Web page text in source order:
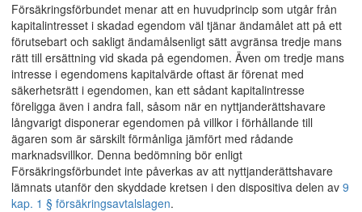
Försäkringsförbundet menar att en huvudprincip som utgår från
kapitalintresset i skadad egendom väl tjänar ändamålet att på ett
förutsebart och sakligt ändamålsenligt sätt avgränsa tredje mans
rätt till ersättning vid skada på egendomen. Även om tredje mans
intresse i egendomens kapitalvärde oftast är förenat med
säkerhetsrätt i egendomen, kan ett sådant kapitalintresse
föreligga även i andra fall, såsom när en nyttjanderättshavare
långvarigt disponerar egendomen på villkor i förhållande till
ägaren som är särskilt förmånliga jämfört med rådande
marknadsvillkor. Denna bedömning bör enligt
Försäkringsförbundet inte påverkas av att nyttjanderättshavare
lämnats utanför den skyddade kretsen i den dispositiva delen av 9
kap. 1 § försäkringsavtalslagen.